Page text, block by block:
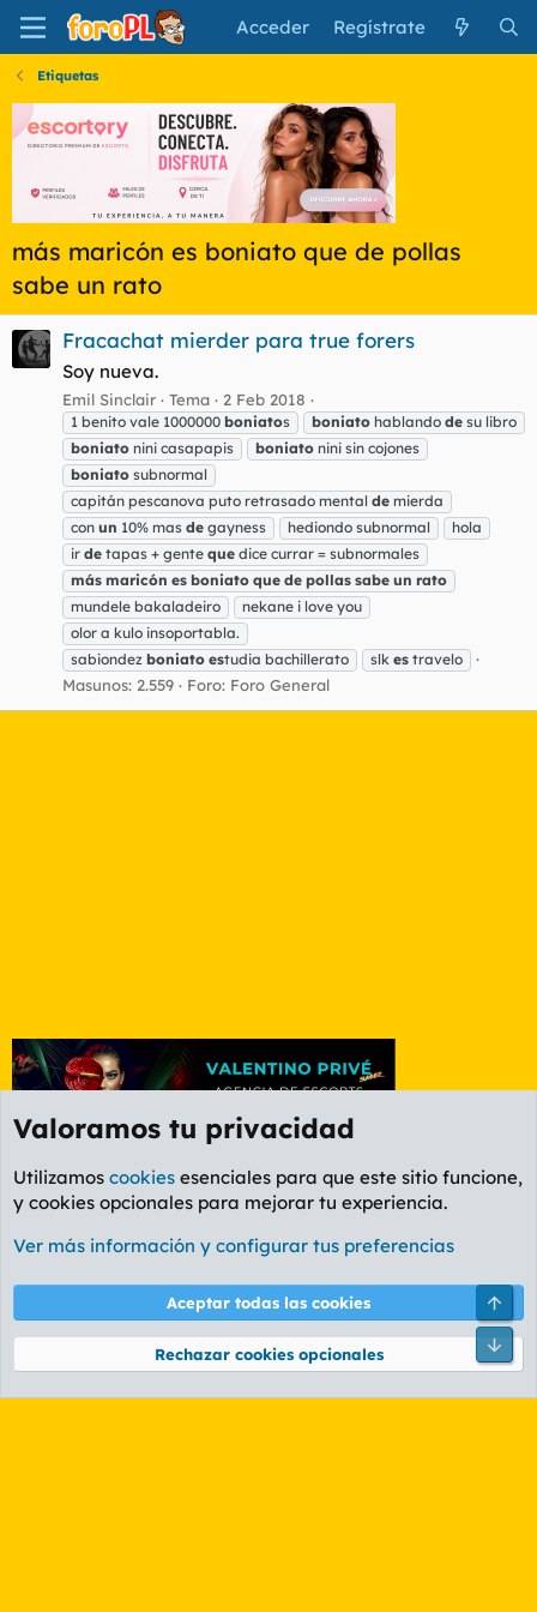
Acceder Regístrate
Etiquetas
más maricón es boniato que de pollas
sabe un rato
Fracachat mierder para true forers
Soy nueva.
Emil Sinclair Tema 2 Feb 2018
1 benito vale 1000000 boniatos boniato hablando de su libro
boniato nini casapapis boniato nini sin cojones
boniato subnormal
capitán pescanova puto retrasado mental de mierda
con un 10% mas de gayness hediondo subnormal
hola
ir de tapas + gente que dice currar = subnormales
más maricón es boniato que de pollas sabe un rato
mundele bakaladeiro
nekane i love you
olor a kulo insoportabla.
sabiondez boniato estudia bachillerato slk es travelo
Masunos: 2.559 Foro: Foro General
Etiquetas
Cookies
PL OLDSTYLE AMARILLO
Términos y reglas Política de privacidad Ayuda
Community platform by XenForo® © 2010-2026 XenForo Ltd.
Valoramos tu privacidad
Utilizamos cookies esenciales para que este sitio funcione,
y cookies opcionales para mejorar tu experiencia.
Ver más información y configurar tus preferencias
Aceptar todas las cookies
Rechazar cookies opcionales
Pie